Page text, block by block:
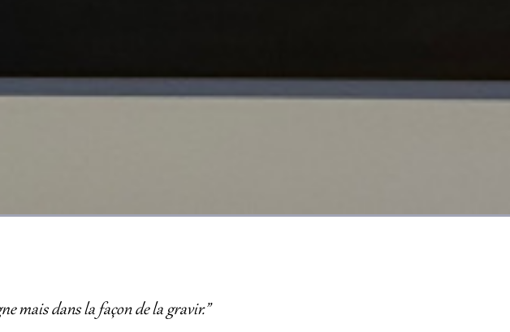
mais dans la façon de la gravir.”